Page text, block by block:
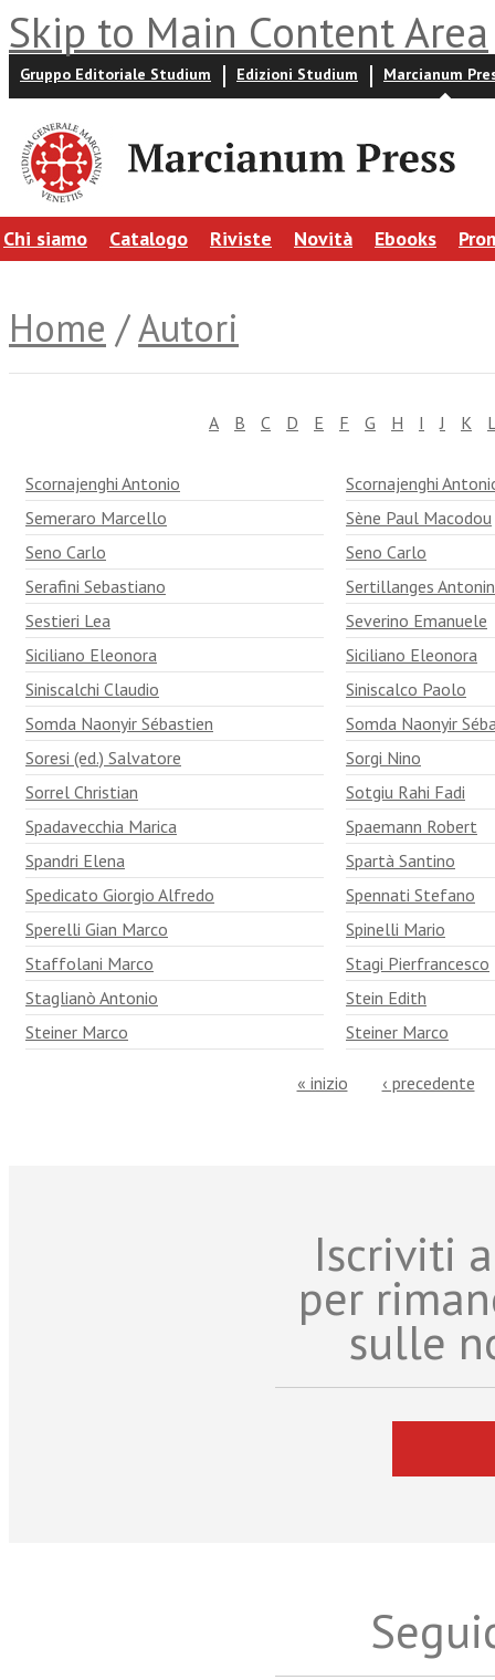
Skip to Main Content Area
Gruppo Editoriale Studium Edizioni Studium Marcianum
Chi siamo Catalogo Riviste Novità Ebooks
Home /Autori
A B C D E F G H I J K
Scornajenghi Antonio
Scornajenghi
Semeraro Marcello
Sène Paul Macodou
Seno Carlo
Seno Carlo
Serafini Sebastiano
Sertillanges
Sestieri Lea
Severino Emanuele
Siciliano Eleonora
Siciliano Eleonora
Siniscalchi Claudio
Siniscalco Paolo
Somda Naonyir Sébastien
Somda Naonyir
Soresi (ed.) Salvatore
Sorgi Nino
Sorrel Christian
Sotgiu Rahi Fadi
Spadavecchia Marica
Spaemann Robert
Spandri Elena
Spartà Santino
Spedicato Giorgio Alfredo
Spennati Stefano
Sperelli Gian Marco
Spinelli Mario
Staffolani Marco
Stagi Pierfrancesco
Staglianò Antonio
Stein Edith
Steiner Marco
Steiner Marco
« inizio ‹ precedente
Iscriviti
per
sulle